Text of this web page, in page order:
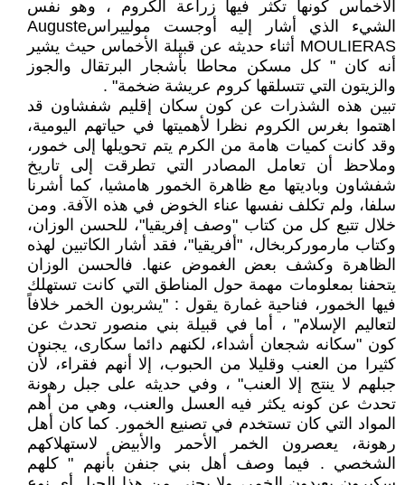
الأخماس كونها تكثر فيها زراعة الكروم ، وهو نفس
الشيء الذي أشار إليه أوجست مولييراسAuguste
MOULIERAS أثناء حديثه عن قبيلة الأخماس حيث يشير
أنه كان " كل مسكن محاطا بأشجار البرتقال والجوز
والزيتون التي تتسلقها كروم عريشة ضخمة" .
تبين هذه الشذرات عن كون سكان إقليم شفشاون قد
اهتموا بغرس الكروم نظرا لأهميتها في حياتهم اليومية،
وقد كانت كميات هامة من الكرم يتم تحويلها إلى خمور،
وملاحظ أن تعامل المصادر التي تطرقت إلى تاريخ
شفشاون وباديتها مع ظاهرة الخمور هامشيا، كما أشرنا
سلفا، ولم تكلف نفسها عناء الخوض في هذه الآفة. ومن
خلال تتبع كل من كتاب "وصف إفريقيا"، للحسن الوزان،
وكتاب مارموركربخال، "أفريقيا"، فقد أشار الكاتبين لهذه
الظاهرة وكشف بعض الغموض عنها. فالحسن الوزان
يتحفنا بمعلومات مهمة حول المناطق التي كانت تستهلك
فيها الخمور، فناحية غمارة يقول : "يشربون الخمر خلافاً
لتعاليم الإسلام" ، أما في قبيلة بني منصور تحدث عن
كون "سكانه شجعان أشداء، لكنهم دائما سكارى، يجنون
كثيرا من العنب وقليلا من الحبوب، إلا أنهم فقراء، لأن
جبلهم لا ينتج إلا العنب" ، وفي حديثه على جبل رهونة
تحدث عن كونه يكثر فيه العسل والعنب، وهي من أهم
المواد التي كان تستخدم في تصنيع الخمور. كما كان أهل
رهونة، يعصرون الخمر الأحمر والأبيض لاستهلاكهم
الشخصي . فيما وصف أهل بني جنفن بأنهم " كلهم